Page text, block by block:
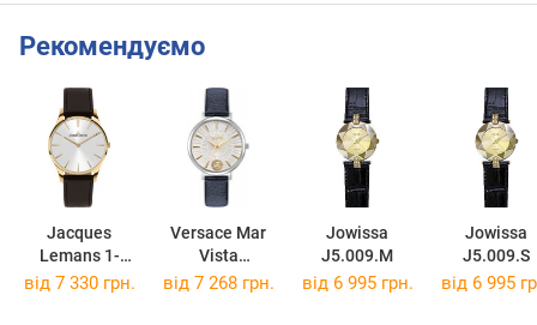
Рекомендуємо
Jacques
Lemans 1-
2123F
Versace Mar
Vista
VSP1F0121
Jowissa
J5.009.M
Jowissa
J5.009.S
від 7 330 грн. від 7 268 грн. від 6 995 грн. від 6 995